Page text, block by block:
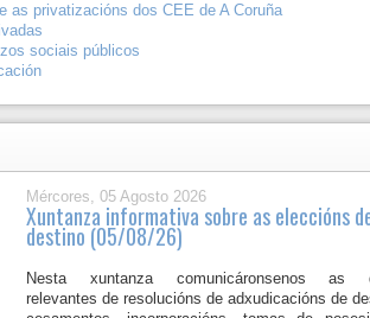
as privatizacións dos CEE de A Coruña
sociais públicos
Mércores, 05 Agosto 2026
Xuntanza informativa sobre as eleccións
destino (05/08/26)
Nesta xuntanza comunicáronsenos as
relevantes de resolucións de adxudicacións de